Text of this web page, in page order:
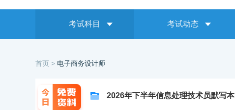
考试科目 考试动态
首页 > 电子商务设计师
2026年下半年信息处理技术员默写本